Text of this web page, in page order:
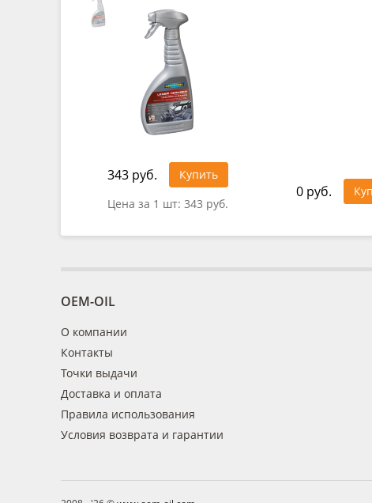
343 руб.
Купить
Цена за 1 шт: 343 руб.
0 руб.
OEM-OIL
О компании
Контакты
Точки выдачи
Доставка и оплата
Правила использования
Условия возврата и гарантии